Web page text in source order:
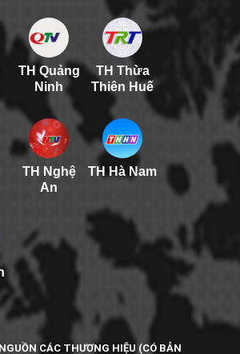
TH Quảng
Ninh
TH Thừa
Thiên Huế
TH Nghệ
An
TH Hà Nam
CÁC THƯƠNG HIỆU (CÓ BẢN